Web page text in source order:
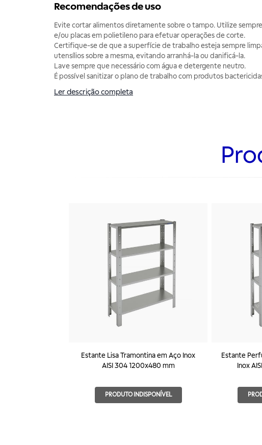
Recomendações de uso
Evite cortar alimentos diretamente sobre o tampo. Utilize
e/ou placas em polietileno para efetuar operações de corte.
Certifique-se de que a superfície de trabalho esteja sempre
utensílios sobre a mesma, evitando arranhá-la ou danificá-la.
Lave sempre que necessário com água e detergente neutro.
É possível sanitizar o plano de trabalho com produtos
Ler descrição completa
Estante Lisa Tramontina em Aço Inox
AISI 304 1200x480 mm
PRODUTO INDISPONÍVEL
Estante
Inox